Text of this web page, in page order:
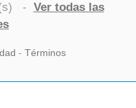
- Ver todas las
- Términos